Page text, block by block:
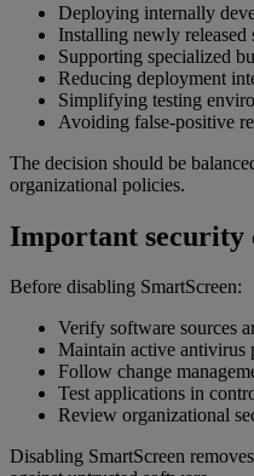
Deploying internally
Installing newly released
Supporting specialized
Reducing deployment
Simplifying testing
Avoiding false-positive
The decision should be
organizational policies.
Important security
Before disabling SmartScreen:
Verify software sources
Maintain active antivirus
Follow change
Test applications in
Review organizational
Disabling SmartScreen